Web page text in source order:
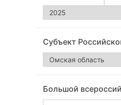
Субъект
Большой